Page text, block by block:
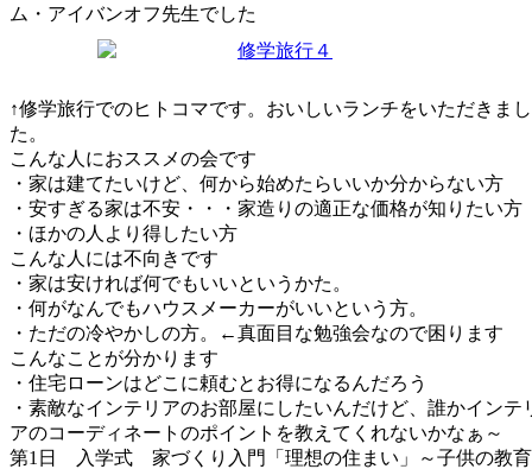
ム・アイバンオフ先生でした
↑修学旅行でのヒトコマです。おいしいランチをいただきまし
た。
こんな人におススメの会です
・家は建てたいけど、何から始めたらいいか分からない方
・安すぎる家は不安・・・家造りの適正な価格が知りたい方
・ほかの人より得したい方
こんな人には不向きです
・家は安ければ何でもいいというかた。
・何がなんでもハウスメーカーがいいという方。
・ただの冷やかしの方。←真面目な勉強会なので困ります
こんなことが分かります
・住宅ローンはどこに頼むとお得になるんだろう
・素敵なインテリアのお部屋にしたいんだけど、誰かインテ
アのコーディネートのポイントを教えてくれないかなぁ～
第1日 入学式 家づくり入門「理想の住まい」～子供の教育